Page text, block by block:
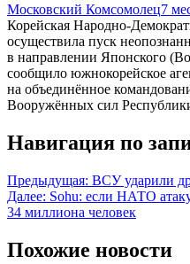
Московский Комсомолец7
Корейская Народно-
осуществила пуск
в направлении Японского
сообщило южнокорейское
на объединённое
Вооружённых сил
Навигация по
Предыдущая: ВСУ ударили
Далее: Sohu: если НАТО
34 миллиона человек
Похожие новости